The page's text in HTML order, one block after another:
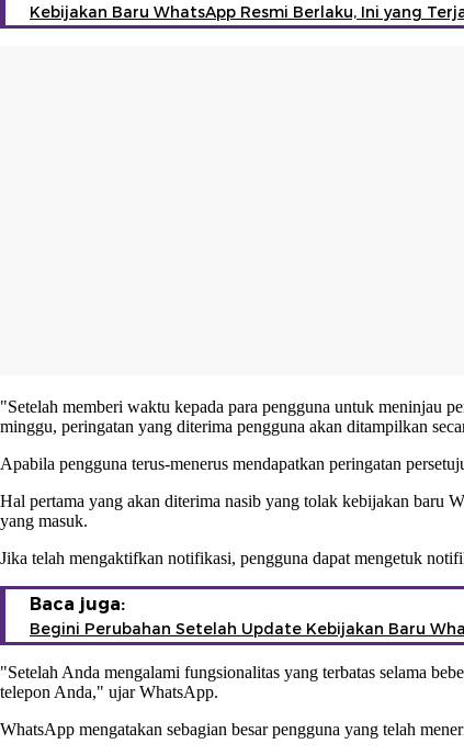
Kebijakan Baru WhatsApp Resmi Berlaku, Ini yang
"Setelah memberi waktu kepada para pengguna untuk meninjau
minggu, peringatan yang diterima pengguna akan ditampilkan
Apabila pengguna terus-menerus mendapatkan peringatan
Hal pertama yang akan diterima nasib yang tolak kebijakan baru
yang masuk.
Jika telah mengaktifkan notifikasi, pengguna dapat mengetuk
Baca juga:
Begini Perubahan Setelah Update Kebijakan Baru
"Setelah Anda mengalami fungsionalitas yang terbatas selama
telepon Anda," ujar WhatsApp.
WhatsApp mengatakan sebagian besar pengguna yang telah